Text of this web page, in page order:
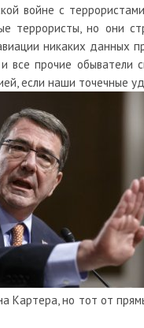
войне с
но они
никаких данных
все прочие обыватели
если наши точечные
но тот от